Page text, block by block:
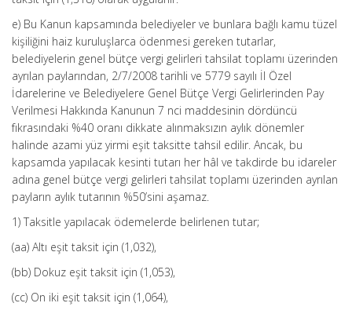
e) Bu Kanun kapsamında belediyeler ve bunlara bağlı kamu tüzel
kişiliğini haiz kuruluşlarca ödenmesi gereken tutarlar,
belediyelerin genel bütçe vergi gelirleri tahsilat toplamı üzerinden
ayrılan paylarından, 2/7/2008 tarihli ve 5779 sayılı İl Özel
İdarelerine ve Belediyelere Genel Bütçe Vergi Gelirlerinden Pay
Verilmesi Hakkında Kanunun 7 nci maddesinin dördüncü
fıkrasındaki %40 oranı dikkate alınmaksızın aylık dönemler
halinde azami yüz yirmi eşit taksitte tahsil edilir. Ancak, bu
kapsamda yapılacak kesinti tutarı her hâl ve takdirde bu idareler
adına genel bütçe vergi gelirleri tahsilat toplamı üzerinden ayrılan
payların aylık tutarının %50’sini aşamaz.
1) Taksitle yapılacak ödemelerde belirlenen tutar;
(aa) Altı eşit taksit için (1,032),
(bb) Dokuz eşit taksit için (1,053),
(cc) On iki eşit taksit için (1,064),